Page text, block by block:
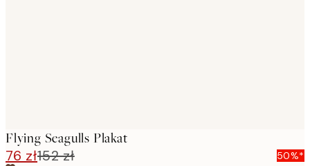
Flying Seagulls Plakat
76 zł152 zł
50%*